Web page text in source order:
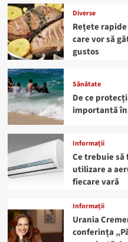
Diverse
Rețete
care vor să
gustos
Sănătate
De ce
importantă
Informații
Ce trebuie
utilizare a
fiecare vară
Informații
Urania
conferința